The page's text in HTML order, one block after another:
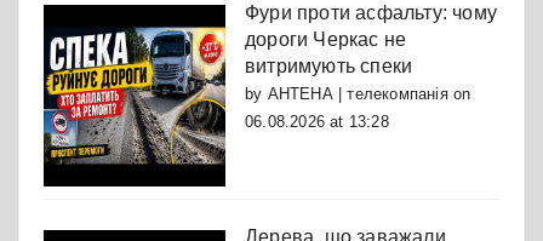
Фури проти асфальту: чому
дороги Черкас не
витримують спеки
by АНТЕНА | телекомпаніяon
06.08.2026 at 13:28